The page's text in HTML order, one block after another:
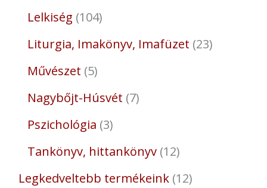
Lelkiség 104
Liturgia, Imakönyv, Imafüzet 23
Művészet 5
Nagybőjt-Húsvét 7
Pszichológia 3
Tankönyv, hittankönyv 12
Legkedveltebb termékeink 12